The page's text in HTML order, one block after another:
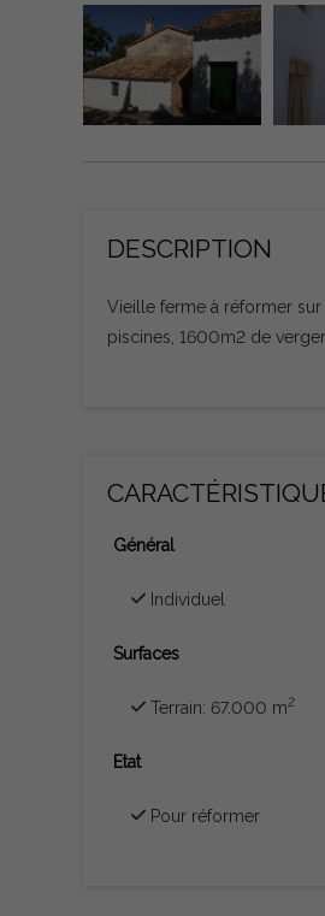
DESCRIPTION
Vieille ferme à réformer sur
piscines, 1600m2 de
Général
Individuel
Surfaces
Terrain: 67.000 m2
Etat
Pour réformer